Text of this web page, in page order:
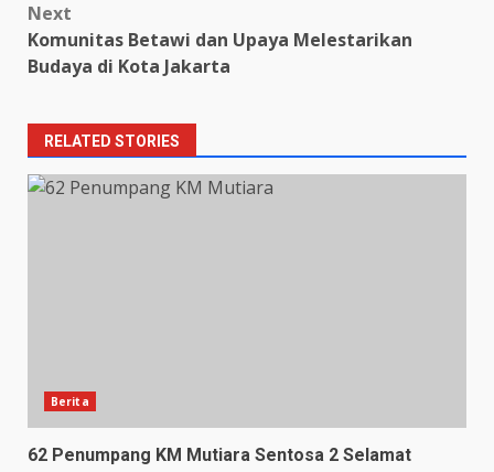
Next
Komunitas Betawi dan Upaya Melestarikan
Budaya di Kota Jakarta
RELATED STORIES
Berita
62 Penumpang KM Mutiara Sentosa 2 Selamat